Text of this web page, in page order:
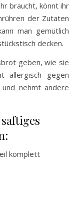
braucht, könnt ihr
der Zutaten
man gemütlich
decken.
geben, wie sie
allergisch gegen
nehmt andere
komplett